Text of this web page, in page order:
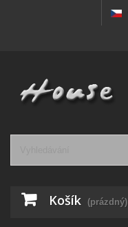
Košík (prázdný)